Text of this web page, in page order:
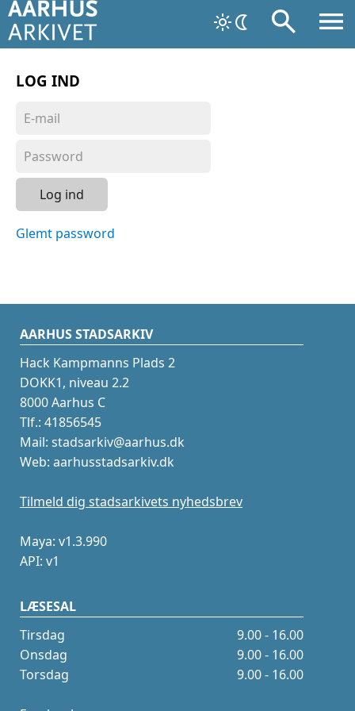
LOG IND
Log ind
Glemt password
AARHUS STADSARKIV
Hack Kampmanns Plads 2
DOKK1, niveau 2.2
8000 Aarhus C
Tlf.: 41856545
Mail: stadsarkiv@aarhus.dk
Web: aarhusstadsarkiv.dk
Tilmeld dig stadsarkivets nyhedsbrev
Maya: v1.3.990
API: v1
LÆSESAL
Tirsdag
9.00 - 16.00
Onsdag
9.00 - 16.00
Torsdag
9.00 - 16.00